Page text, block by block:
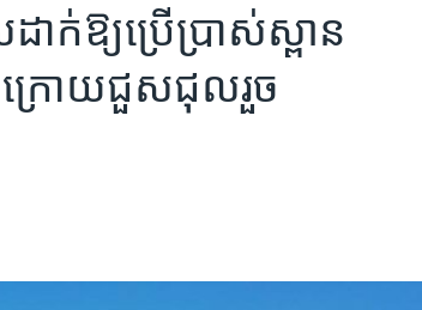
ឱ្យ​ប្រើ​ប្រាស់​ស្ពាន​
ក្រោយ​ជួស​ជុល​រួច